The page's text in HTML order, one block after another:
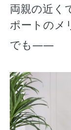
両親の近く
ポートのメ
でも――